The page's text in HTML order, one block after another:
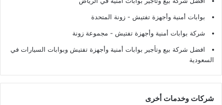
بوابات أمنية وأجهزة تفتيش - زونة المتحدة
شركة بوابات أمنية وأجهزة تفتيش - مجموعة زونة
افضل شركة بيع وتأجير بوابات أمنية وأجهزة تفتيش وبوابات السيارات في
السعودية
شركات وخدمات أخرى